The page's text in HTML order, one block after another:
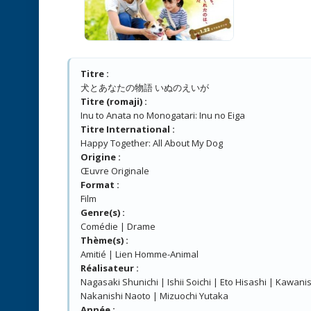
Titre :
犬とあなたの物語 いぬのえいが
Titre (romaji) :
Inu to Anata no Monogatari: Inu no Eiga
Titre International :
Happy Together: All About My Dog
Origine :
Œuvre Originale
Format :
Film
Genre(s) :
Comédie | Drame
Thème(s) :
Amitié | Lien Homme-Animal
Réalisateur :
Nagasaki Shunichi | Ishii Soichi | Eto Hisashi |
Nakanishi Naoto | Mizuochi Yutaka